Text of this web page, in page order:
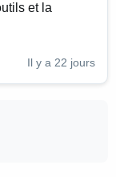
et la
Il y a 22 jours